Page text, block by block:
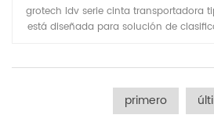
grotech ldv serie cinta transportadora
está diseñada para solución de
primero